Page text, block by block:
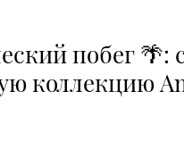
побег 🌴:
коллекцию